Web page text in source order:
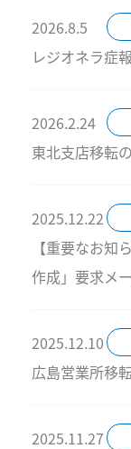
2026.8.5
レジオネラ症
2026.2.24
東北支店移転
2025.12.22
【重要なお知
作成」要求メ
2025.12.10
広島営業所移
2025.11.27